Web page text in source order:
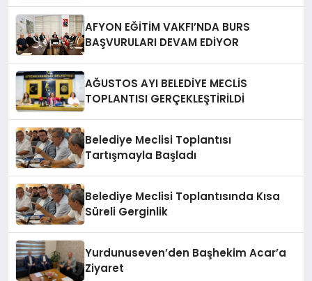
AFYON EĞİTİM VAKFI’NDA BURS
BAŞVURULARI DEVAM EDİYOR
AĞUSTOS AYI BELEDİYE MECLİS
TOPLANTISI GERÇEKLEŞTİRİLDİ
Belediye Meclisi Toplantısı
Tartışmayla Başladı
Belediye Meclisi Toplantısında Kısa
Süreli Gerginlik
Yurdunuseven’den Başhekim Acar’a
Ziyaret